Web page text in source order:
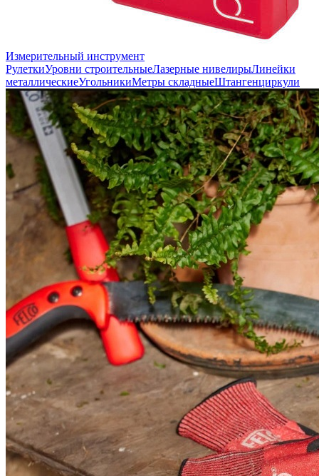
Измерительный инструмент
РулеткиУровни строительныеЛазерные нивелирыЛинейки
металлическиеУгольникиМетры складныеШтангенциркули